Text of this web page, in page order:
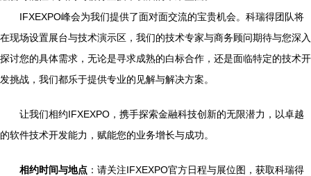
IFXEXPO峰会为我们提供了面对面交流的宝贵机会。科瑞得团队将
在现场设置展台与技术演示区，我们的技术专家与商务顾问期待与您深入
探讨您的具体需求，无论是寻求成熟的白标合作，还是面临特定的技术开
发挑战，我们都乐于提供专业的见解与解决方案。
让我们相约IFXEXPO，携手探索金融科技创新的无限潜力，以卓越
的软件技术开发能力，赋能您的业务增长与成功。
相约时间与地点 ：请关注IFXEXPO官方日程与展位图，获取科瑞得